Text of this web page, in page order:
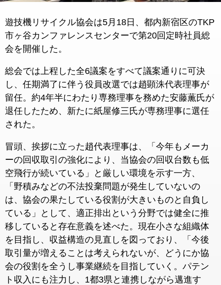
遊技機リサイクル協会は5月18日、都内新宿区のTKP
市ヶ谷カンファレンスセンターで第20回定時社員総
会を開催した。
総会では上程した全6議案をすべて議案通りに可決
し、任期満了に伴う役員改選では趙顕洙代表理事が
留任。約4年半にわたり専務理事を務めた安藤薫氏が
退任したため、新たに紙屋修三氏が専務理事に選任
された。
冒頭、挨拶に立った趙代表理事は、「今年もメーカ
ーの回収取引の強化により、当協会の回収台数も低
空飛行が続いている」と厳しい環境を示す一方、
「野積みなどの不法投棄問題が発生していないの
は、協会の果たしている役割が大きいものと自負し
ている」として、適正排出という分野では健全に推
移していると存在意義を述べた。現在小さな組織体
を目指し、収益構造の見直しを図っており、「今後
取引量が増えることは考えられないが、どうにか協
会の役割を全うし事業継続を目指していく。パテン
ト収入にも注力し、1都3県と連携しながら邁進す